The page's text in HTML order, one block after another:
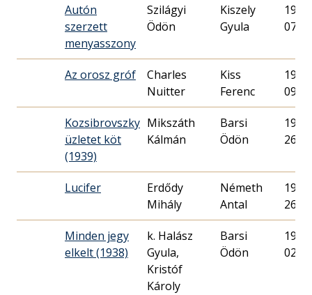
Autón
szerzett
menyasszony
Szilágyi
Ödön
Kiszely
Gyula
07.
Az orosz gróf
Charles
Nuitter
Kiss
Ferenc
09.
Kozsibrovszky
üzletet köt
(1939)
Mikszáth
Kálmán
Barsi
Ödön
26.
Lucifer
Erdődy
Mihály
Németh
Antal
26.
Minden jegy
elkelt (1938)
k. Halász
Gyula,
Kristóf
Károly
Barsi
Ödön
02.